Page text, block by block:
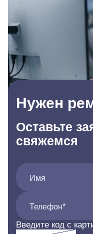
Нужен
Оставьте
свяжемся
Имя
Телефон*
Введите код с